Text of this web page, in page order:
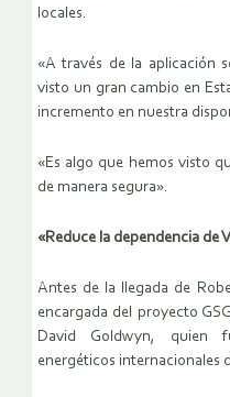
locales.
«A través de la aplicación
visto un gran cambio en
incremento en nuestra
«Es algo que hemos visto
de manera segura».
«Reduce la dependencia de
Antes de la llegada de
encargada del proyecto
David Goldwyn, quien
energéticos internacionales